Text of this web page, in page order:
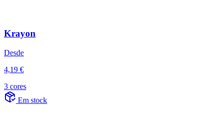
Krayon
Desde
4,19 €
3 cores
Em stock